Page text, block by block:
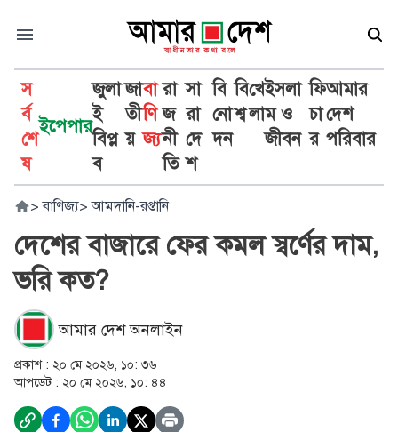
স
র্ব
শে
ষ
ইপেপার
জুলা
ই
বিপ্ল
ব
জা
তী
য়
বা
ণি
জ্য
রা
জ
নী
তি
সা
রা
দে
শ
বি
নো
দন
বি
শ্ব
খে
লা
ইসলা
ম ও
জীবন
ফি
চা
র
আমার
দেশ
পরিবার
> বাণিজ্য> আমদানি-রপ্তানি
দেশের বাজারে ফের কমল স্বর্ণের দাম,
ভরি কত?
আমার দেশ অনলাইন
প্রকাশ : ২০ মে ২০২৬, ১০: ৩৬
আপডেট : ২০ মে ২০২৬, ১০: ৪৪